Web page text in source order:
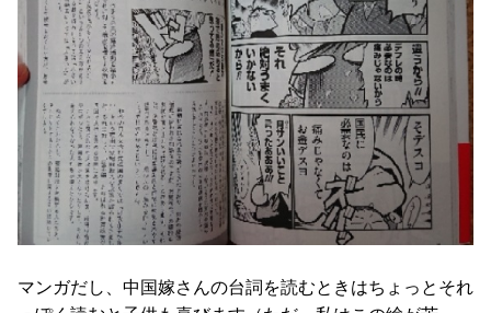
マンガだし、中国嫁さんの台詞を読むときはちょっとそれ